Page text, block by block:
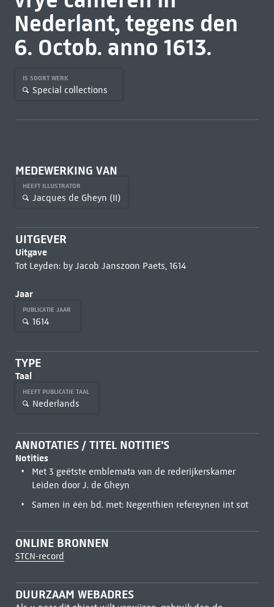
Nederlant, tegens den
6. Octob. anno 1613.
IS SOORT WERK
Special collections
MEDEWERKING VAN
HEEFT ILLUSTRATOR
Jacques de Gheyn (II)
UITGEVER
Uitgave
Tot Leyden: by Jacob Janszoon Paets, 1614
Jaar
PUBLICATIE JAAR
1614
TYPE
Taal
HEEFT PUBLICATIE TAAL
Nederlands
ANNOTATIES / TITEL NOTITIE'S
Notities
Met 3 geëtste emblemata van de rederijkerskamer
Leiden door J. de Gheyn
Samen in één bd. met: Negenthien refereynen int sot
ONLINE BRONNEN
STCN-record
DUURZAAM WEBADRES